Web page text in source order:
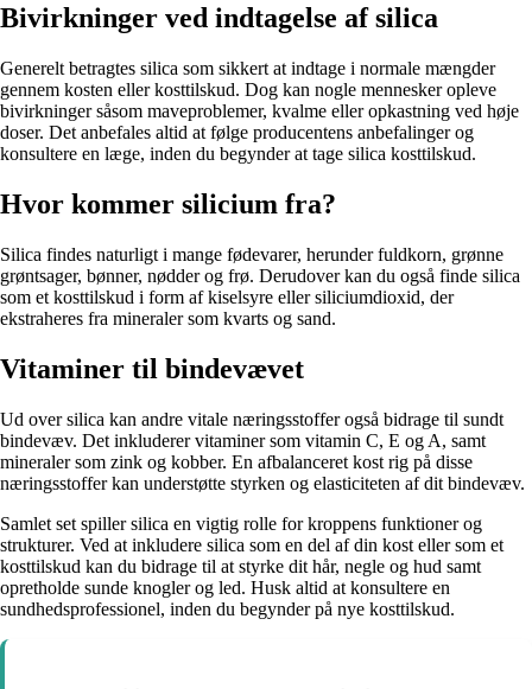
Bivirkninger ved indtagelse af silica
Generelt betragtes silica som sikkert at indtage i normale mængder
gennem kosten eller kosttilskud. Dog kan nogle mennesker opleve
bivirkninger såsom maveproblemer, kvalme eller opkastning ved høje
doser. Det anbefales altid at følge producentens anbefalinger og
konsultere en læge, inden du begynder at tage silica kosttilskud.
Hvor kommer silicium fra?
Silica findes naturligt i mange fødevarer, herunder fuldkorn, grønne
grøntsager, bønner, nødder og frø. Derudover kan du også finde silica
som et kosttilskud i form af kiselsyre eller siliciumdioxid, der
ekstraheres fra mineraler som kvarts og sand.
Vitaminer til bindevævet
Ud over silica kan andre vitale næringsstoffer også bidrage til sundt
bindevæv. Det inkluderer vitaminer som vitamin C, E og A, samt
mineraler som zink og kobber. En afbalanceret kost rig på disse
næringsstoffer kan understøtte styrken og elasticiteten af dit bindevæv.
Samlet set spiller silica en vigtig rolle for kroppens funktioner og
strukturer. Ved at inkludere silica som en del af din kost eller som et
kosttilskud kan du bidrage til at styrke dit hår, negle og hud samt
opretholde sunde knogler og led. Husk altid at konsultere en
sundhedsprofessionel, inden du begynder på nye kosttilskud.